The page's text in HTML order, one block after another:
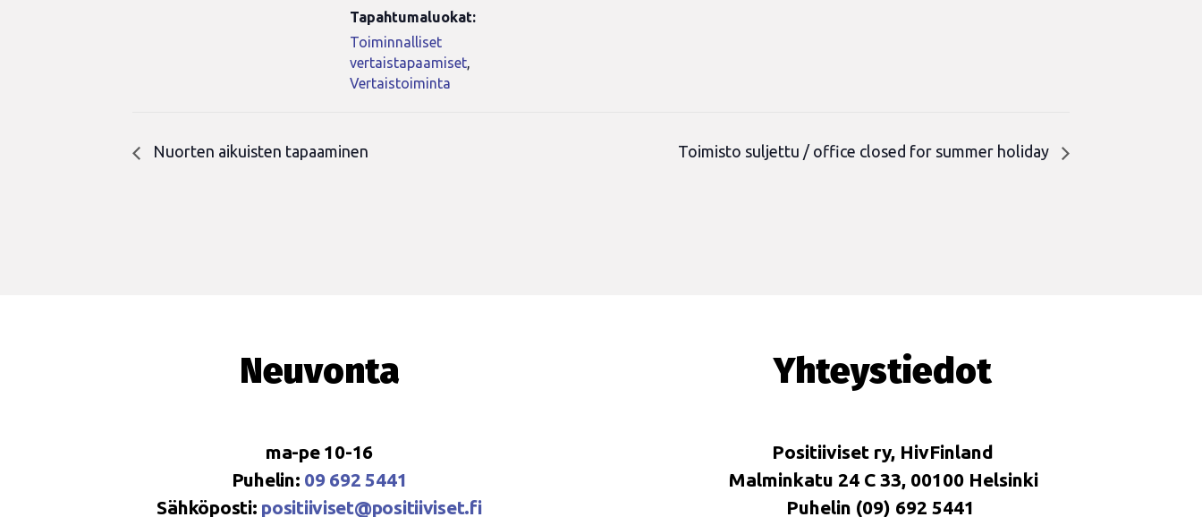
Tapahtumaluokat:
Toiminnalliset
vertaistapaamiset,
Vertaistoiminta
Nuorten aikuisten tapaaminen Toimisto suljettu / office closed for summer holiday
Neuvonta
ma-pe 10-16
Puhelin: 09 692 5441
Sähköposti: positiiviset@positiiviset.fi
Yhteystiedot
Positiiviset ry, HivFinland
Malminkatu 24 C 33, 00100 Helsinki
Puhelin (09) 692 5441